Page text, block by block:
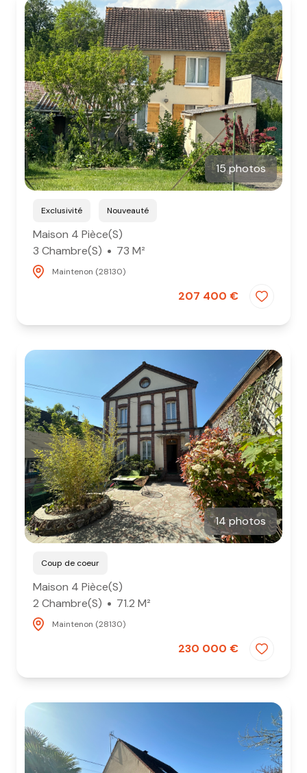
15 photos
Exclusivité Nouveauté
Maison 4 Pièce(s)
3 Chambre(s)
73 M²
Maintenon (28130)
207 400 €
14 photos
Coup de coeur
Maison 4 Pièce(s)
2 Chambre(s)
71.2 M²
Maintenon (28130)
230 000 €